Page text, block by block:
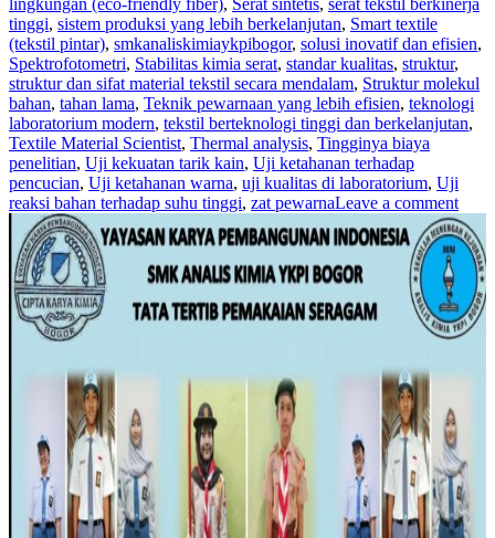
tinggi, sistem produksi yang lebih berkelanjutan, Smart textile
(tekstil pintar), smkanaliskimiaykpibogor, solusi inovatif dan efisien,
Spektrofotometri, Stabilitas kimia serat, standar kualitas, struktur,
struktur dan sifat material tekstil secara mendalam, Struktur molekul
bahan, tahan lama, Teknik pewarnaan yang lebih efisien, teknologi
laboratorium modern, tekstil berteknologi tinggi dan berkelanjutan,
Textile Material Scientist, Thermal analysis, Tingginya biaya
penelitian, Uji kekuatan tarik kain, Uji ketahanan terhadap
pencucian, Uji ketahanan warna, uji kualitas di laboratorium, Uji
reaksi bahan terhadap suhu tinggi, zat pewarnaLeave a comment